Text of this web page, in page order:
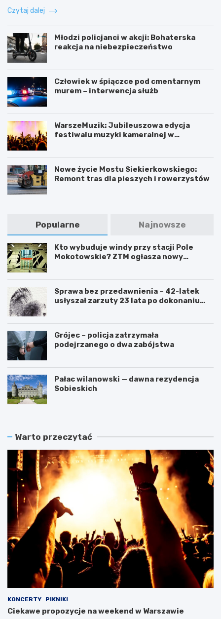
Czytaj dalej
Młodzi policjanci w akcji: Bohaterska
reakcja na niebezpieczeństwo
Człowiek w śpiączce pod cmentarnym
murem – interwencja służb
WarszeMuzik: Jubileuszowa edycja
festiwalu muzyki kameralnej w
Nowe życie Mostu Siekierkowskiego:
Remont tras dla pieszych i rowerzystów
Popularne Najnowsze
Kto wybuduje windy przy stacji Pole
Mokotowskie? ZTM ogłasza nowy
Sprawa bez przedawnienia – 42-latek
usłyszał zarzuty 23 lata po dokonaniu
Grójec – policja zatrzymała
podejrzanego o dwa zabójstwa
Pałac wilanowski — dawna rezydencja
Sobieskich
Warto przeczytać
KONCERTY PIKNIKI
Ciekawe propozycje na weekend w Warszawie